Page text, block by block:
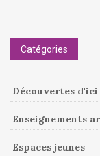
Catégories
Découvertes
Enseignements
Espaces jeunes